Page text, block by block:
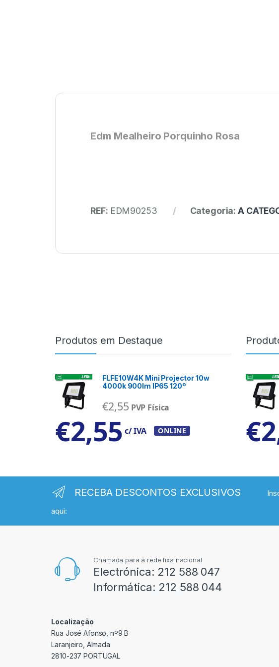
Edm Mealheiro Porquinho Rosa
REF: EDM90253 Categoria:A
Produtos em Destaque
FLFE10W4K Mini Projector 10w
4000k 900lm IP65 120º
€2,55 PVP Física
€2,55 c/ IVA ONLINE €
RECEBA DESCONTOS EXCLUSIVOS
aqui:
Chamada para a rede fixa nacional
Electrónica: 212 588 047
Informática: 212 588 044
Localização
Rua José Afonso, nº9 B
Laranjeiro, Almada
2810-237 PORTUGAL